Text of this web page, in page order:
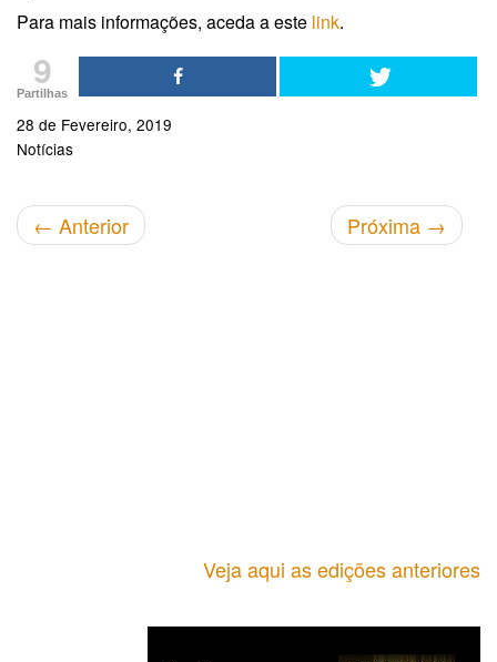
Para mais informações, aceda a este link.
9
Partilhas
28 de Fevereiro, 2019
Notícias
← Anterior Próxima →
Veja aqui as edições anteriores